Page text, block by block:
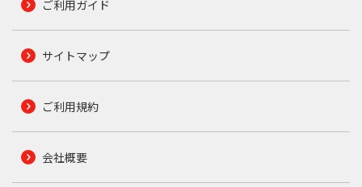
ご利用ガイド
サイトマップ
ご利用規約
会社概要